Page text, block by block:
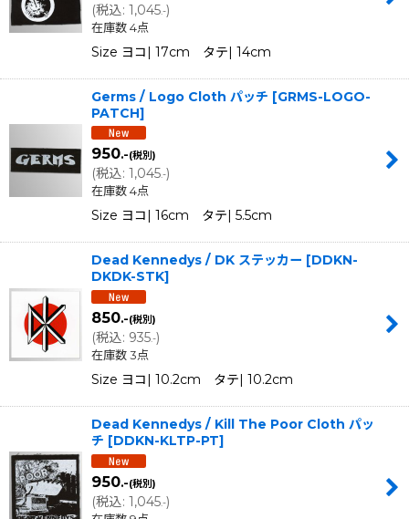
(税込: 1,045.-)
在庫数 4点
Size ヨコ| 17cm タテ| 14cm
Germs / Logo Cloth パッチ [GRMS-LOGO-
PATCH]
950.-(税別)
(税込: 1,045.-)
在庫数 4点
Size ヨコ| 16cm タテ| 5.5cm
Dead Kennedys / DK ステッカー [DDKN-
DKDK-STK]
850.-(税別)
(税込: 935.-)
在庫数 3点
Size ヨコ| 10.2cm タテ| 10.2cm
Dead Kennedys / Kill The Poor Cloth パッ
チ [DDKN-KLTP-PT]
950.-(税別)
(税込: 1,045.-)